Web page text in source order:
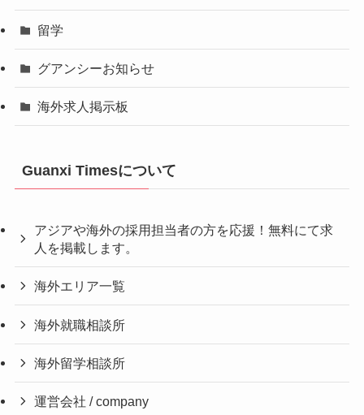
留学
グアンシーお知らせ
海外求人掲示板
Guanxi Timesについて
アジアや海外の採用担当者の方を応援！無料にて求
人を掲載します。
海外エリア一覧
海外就職相談所
海外留学相談所
運営会社 / company